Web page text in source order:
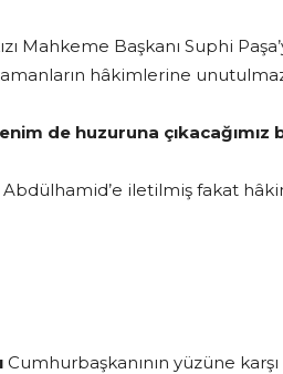
Mahkeme Başkanı Suphi
hâkimlerine
de huzuruna
Abdülhamid’e iletilmiş fakat
Cumhurbaşkanının yüzüne